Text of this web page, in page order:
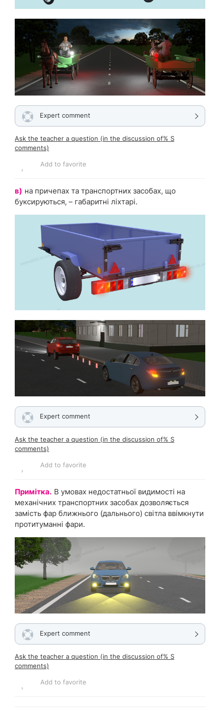
Expert comment
Ask the teacher a question (in the discussion of% S
comments)
Add to favorite
в) на причепах та транспортних засобах, що
буксируються, – габаритні ліхтарі.
Expert comment
Ask the teacher a question (in the discussion of% S
comments)
Add to favorite
Примітка. В умовах недостатньої видимості на
механічних транспортних засобах дозволяється
замість фар ближнього (дальнього) світла ввімкнути
протитуманні фари.
Expert comment
Ask the teacher a question (in the discussion of% S
comments)
Add to favorite